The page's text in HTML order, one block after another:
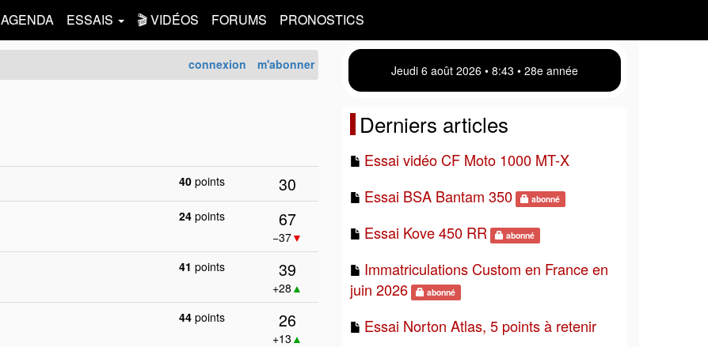
AGENDA ESSAIS 🎬 VIDÉOS FORUMS PRONOSTICS
connexion m'abonner
40 points 30
24 points 67
−37▼
41 points 39
+28 ▲
44 points 26
+13 ▲
Jeudi 6 août 2026 • 8:43 • 28e année
Derniers articles
Essai vidéo CF Moto 1000 MT-X
Essai BSA Bantam 350
abonné
Essai Kove 450 RR abonné
Immatriculations Custom en France en
juin 2026
abonné
Essai Norton Atlas, 5 points à retenir